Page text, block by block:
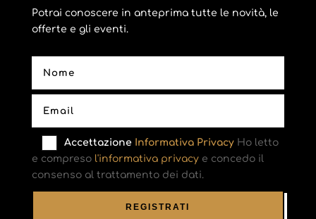
Potrai conoscere in anteprima tutte le novità, le
offerte e gli eventi.
Accettazione Informativa PrivacyHo letto
e compreso l'informativa privacye concedo il
consenso al trattamento dei dati.